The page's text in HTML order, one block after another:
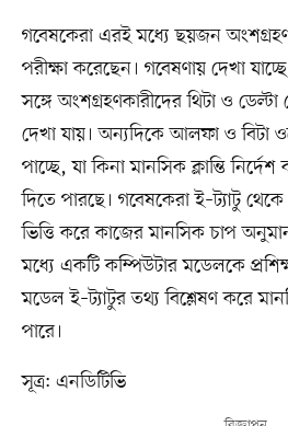
গবেষকেরা এরই মধ্যে ছয়জন
পরীক্ষা করেছেন। গবেষণায় দেখা
সঙ্গে অংশগ্রহণকারীদের থিটা ও
দেখা যায়। অন্যদিকে আলফা ও বিটা
পাচ্ছে, যা কিনা মানসিক ক্লান্তি
দিতে পারছে। গবেষকেরা ই–ট্যাটু
ভিত্তি করে কাজের মানসিক চাপ
মধ্যে একটি কম্পিউটার মডেলকে
মডেল ই–ট্যাটুর তথ্য বিশ্লেষণ করে
পারে।
সূত্র: এনডিটিভি